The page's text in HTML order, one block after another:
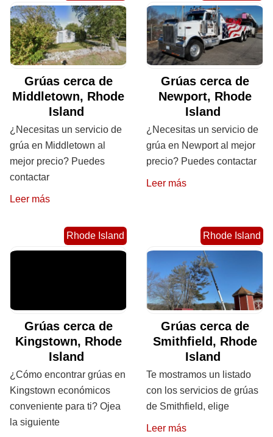
Grúas cerca de
Middletown, Rhode
Island
¿Necesitas un servicio de
grúa en Middletown al
mejor precio? Puedes
contactar
Leer más
Grúas cerca de
Newport, Rhode
Island
¿Necesitas un servicio de
grúa en Newport al mejor
precio? Puedes contactar
Leer más
Rhode Island
Grúas cerca de
Kingstown, Rhode
Island
¿Cómo encontrar grúas en
Kingstown económicos
conveniente para ti? Ojea
la siguiente
Rhode Island
Grúas cerca de
Smithfield, Rhode
Island
Te mostramos un listado
con los servicios de grúas
de Smithfield, elige
Leer más